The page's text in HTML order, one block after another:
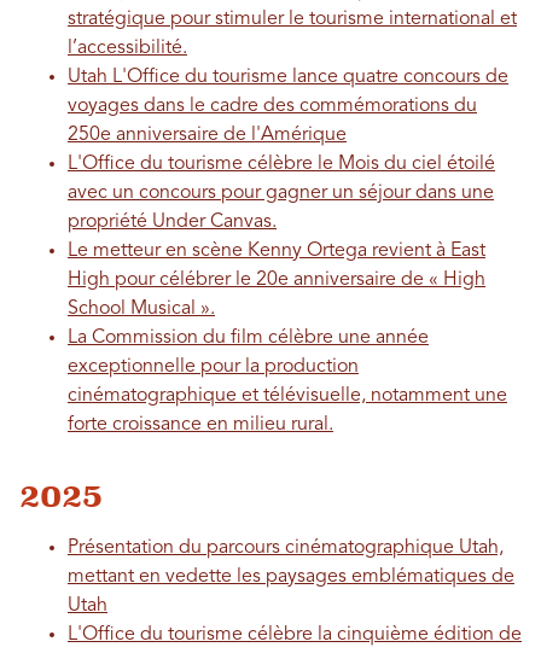
stratégique pour stimuler le tourisme international et
l’accessibilité.
Utah L'Office du tourisme lance quatre concours de
voyages dans le cadre des commémorations du
250e anniversaire de l'Amérique
L'Office du tourisme célèbre le Mois du ciel étoilé
avec un concours pour gagner un séjour dans une
propriété Under Canvas.
Le metteur en scène Kenny Ortega revient à East
High pour célébrer le 20e anniversaire de « High
School Musical ».
La Commission du film célèbre une année
exceptionnelle pour la production
cinématographique et télévisuelle, notamment une
forte croissance en milieu rural.
2025
Présentation du parcours cinématographique Utah,
mettant en vedette les paysages emblématiques de
Utah
L'Office du tourisme célèbre la cinquième édition de